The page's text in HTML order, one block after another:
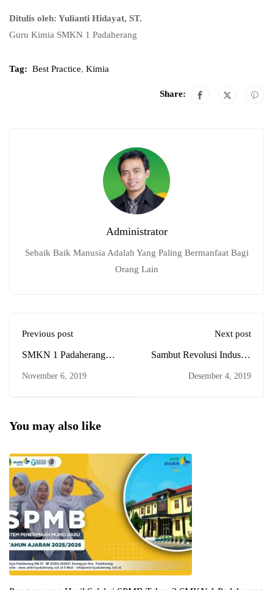
Ditulis oleh: Yulianti Hidayat, ST.
Guru Kimia SMKN 1 Padaherang
Tag: Best Practice, Kimia
Share:
Administrator
Sebaik Baik Manusia Adalah Yang Paling Bermanfaat Bagi
Orang Lain
Previous post
SMKN 1 Padaherang
Tingkat Kabupaten, Siap
November 6, 2019
Next post
Sambut Revolusi Industri,
Gelar PAS Berbasis
Desember 4, 2019
You may also like